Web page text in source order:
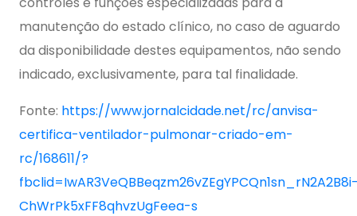
manutenção do estado clínico, no caso de aguardo
da disponibilidade destes equipamentos, não sendo
indicado, exclusivamente, para tal finalidade.
Fonte: https://www.jornalcidade.net/rc/anvisa-
certifica-ventilador-pulmonar-criado-em-
rc/168611/?
ChWrPk5xFF8qhvzUgFeea-s